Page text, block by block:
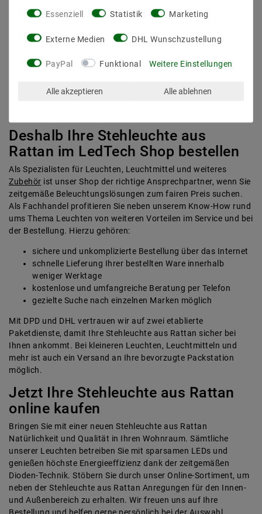
Robuste und geprüfte Verarbeitung für eine lange
Lebensdauer
Hohe Energieeffizienz dank des Einsatzes von LED als
Leuchtmitteln
Weitere Details über Abmessungen und technische
Rattan unseres Shops. Gerne helfen wir Ihnen auch persönlich
Deshalb Ihre Stehleuchte aus
Rattan im LedTech Shop bestellen
Als Spezialisten für Leuchten, Leuchtmittel und weiteres
Zubehör ist unser Shop der richtige Ansprechpartner, wenn Sie
zeitgemäße Beleuchtungslösungen zum fairen Preis suchen.
Als Fachhandel profitieren Sie neben unserem Know-How rund
ums Thema Leuchten von weiteren Vorteilen im Service und bei
der Bestellung. Hierzu gehören:
sichere und unkomplizierte Bestellung über das Internet
schnelle Lieferung Ihrer bestellten Ware innerhalb
weniger Werktage
kostenlose und umfangreiche Beratung per Telefon
gezielte Suche nach einzelnen Marken möglich
Mit DPD und DHL vertrauen wir auf zwei etablierte
Paketdienste, damit Ihre Stehleuchte aus Rattan sicher bei
Ihnen ankommt. Bei kleineren Leuchten, Leuchtmitteln und
mehr ist auch ein Versand an Ihre bevorzugte Packstation
möglich.
Jetzt Ihre Stehleuchte aus Rattan
online kaufen
Bringen Sie mit einer neuen Stehleuchte aus Rattan
Natürlichkeit und Qualität in Ihren Wohnraum. Sämtliche
unserer Leuchten betreiben Sie mit sparsamen LEDs und
genießen höchste Energieeffizienz dank der zeitgemäßen
Dioden-Technik. Stöbern Sie durch unser Online-Sortiment, um
neben der Stehleuchte aus Rattan Anregungen für den Innen-
und Außenbereich zu erhalten. Wir freuen uns auf Ihre
Essenziell Statistik Marketing
Externe Medien DHL Wunschzustellung
PayPal Funktional Weitere Einstellungen
Alle akzeptieren Alle ablehnen